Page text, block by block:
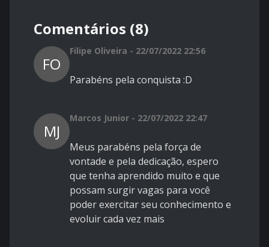
Comentários (8)
FO
Filipe Oliveira - 22/07/2022 22:56
Parabéns pela conquista :D
MJ
Marcos Junior - 22/07/2022 22:47
Meus parabéns pela força de
vontade e pela dedicação, espero
que tenha aprendido muito e que
possam surgir vagas para você
poder exercitar seu conhecimento e
evoluir cada vez mais